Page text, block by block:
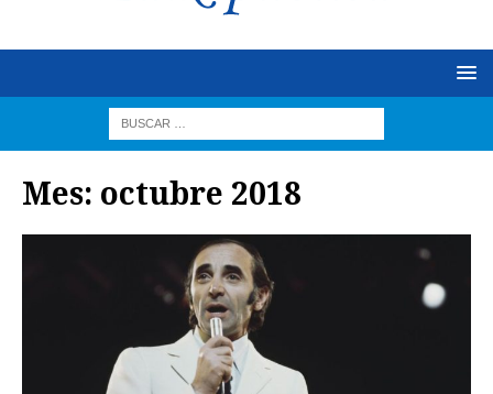
Mes: octubre 2018